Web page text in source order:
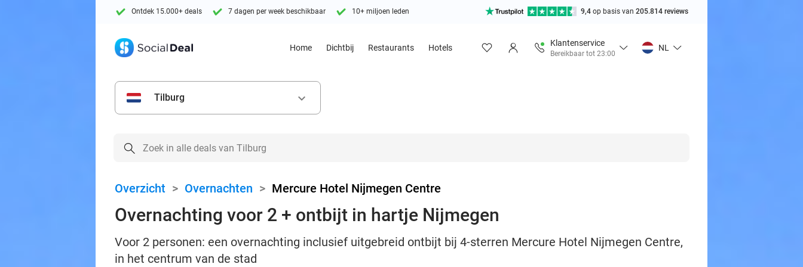
Ontdek 15.000+ deals 7 dagen per week beschikbaar 10+ miljoen leden 9,4 op basis van 205.814 reviews
Home Dichtbij Restaurants Hotels
Klantenservice
Bereikbaar tot 23:00
NL
Tilburg keyboard_arrow_down
Overzicht > Overnachten > Mercure Hotel Nijmegen Centre
Overnachting voor 2 + ontbijt in hartje Nijmegen
Voor 2 personen: een overnachting inclusief uitgebreid ontbijt bij 4-sterren Mercure Hotel Nijmegen Centre,
in het centrum van de stad